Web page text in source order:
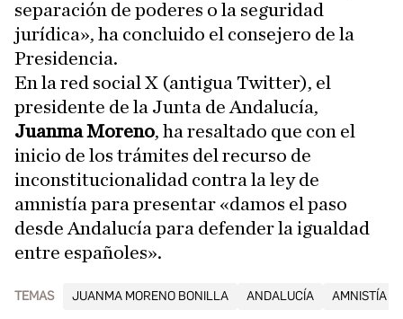
separación de poderes o la seguridad
jurídica», ha concluido el consejero de la
Presidencia.
En la red social X (antigua Twitter), el
presidente de la Junta de Andalucía,
Juanma Moreno, ha resaltado que con el
inicio de los trámites del recurso de
inconstitucionalidad contra la ley de
amnistía para presentar «damos el paso
desde Andalucía para defender la igualdad
entre españoles».
TEMAS JUANMA MORENO BONILLA ANDALUCÍA AMNISTÍA